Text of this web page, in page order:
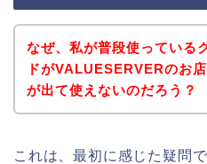
なぜ、私が普段使っている
ドがVALUESERVERのお
が出て使えないのだろう？
これは、最初に感じた疑問